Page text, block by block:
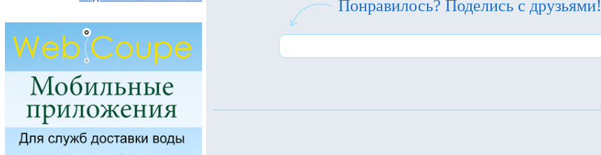
Понравилось? Поделись с друзьями!